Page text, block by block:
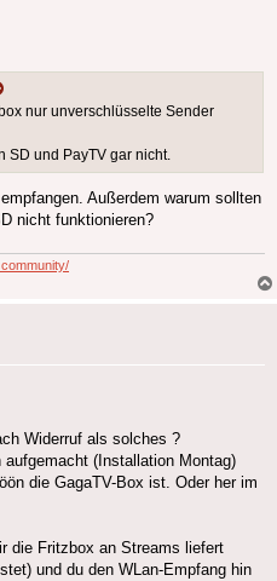
nur unverschlüsselte Sender
SD und PayTV gar nicht.
Außerdem warum sollten
nicht funktionieren?
Widerruf als solches ?
(Installation Montag)
die GagaTV-Box ist. Oder her im
die Fritzbox an Streams liefert
und du den WLan-Empfang hin